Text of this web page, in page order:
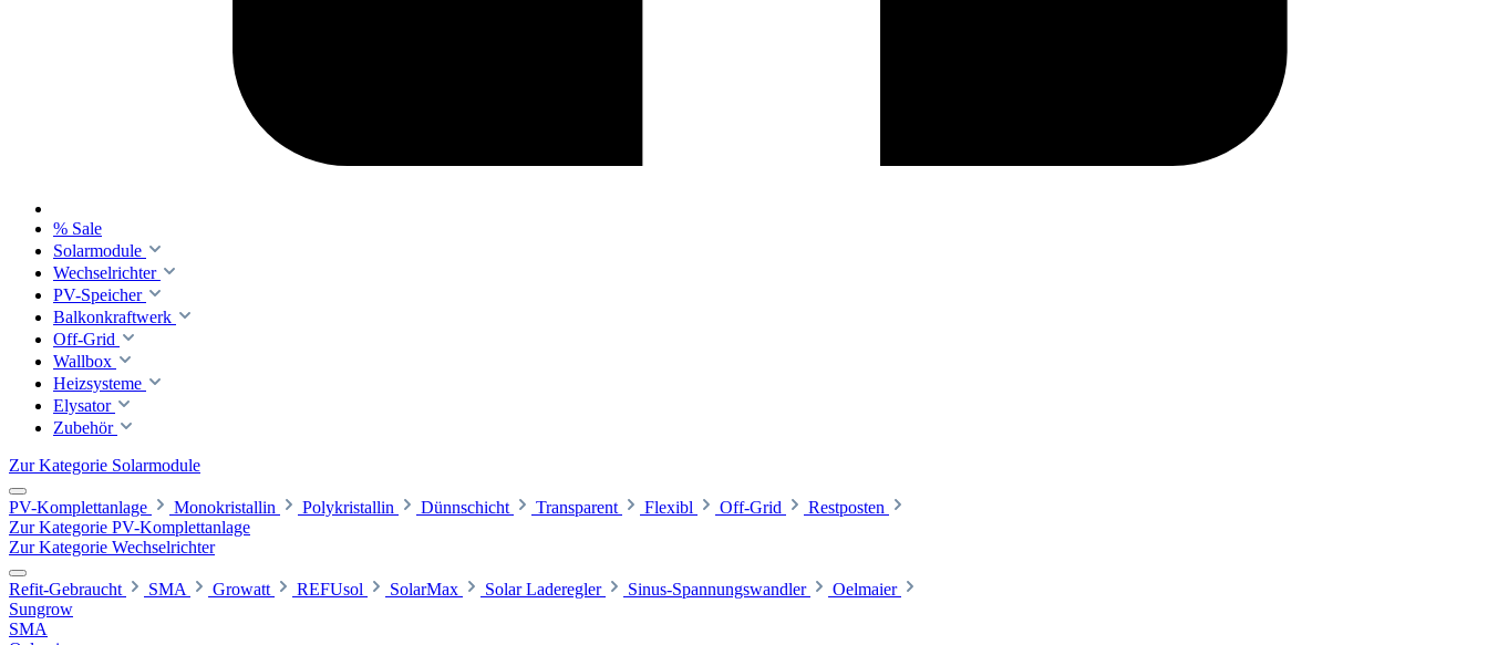
% Sale
Solarmodule
Wechselrichter
PV-Speicher
Balkonkraftwerk
Off-Grid
Wallbox
Heizsysteme
Elysator
Zubehör
Zur Kategorie Solarmodule
PV-Komplettanlage Monokristallin Polykristallin Dünnschicht Transparent Flexibl Off-Grid
Restposten
Zur Kategorie PV-Komplettanlage
Zur Kategorie Wechselrichter
Refit-Gebraucht SMA Growatt REFUsol SolarMax Solar Laderegler Sinus-Spannungswandler
Oelmaier
Sungrow
SMA